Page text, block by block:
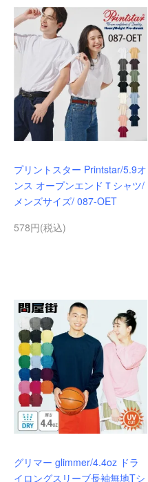
プリントスター Printstar/5.9オ
ンス オープンエンドＴシャツ/
メンズサイズ/ 087-OET
578円(税込)
グリマー glimmer/4.4oz ドラ
イロングスリーブ長袖無地Tシ